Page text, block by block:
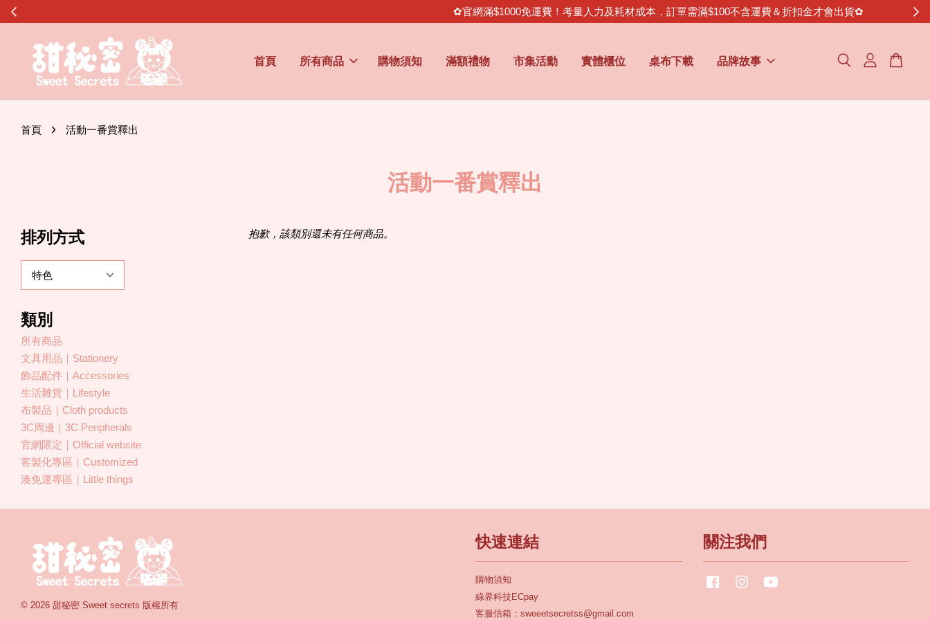
✿官網滿$1000免運費！考量人力及耗材成本，訂單需滿$100不含運費＆折扣金才會出貨✿
首頁 所有商品 購物須知 滿額禮物 市集活動 實體櫃位 桌布下載 品牌故事
首頁 › 活動一番賞釋出
活動一番賞釋出
排列方式
類別
所有商品
文具用品｜Stationery
飾品配件｜Accessories
生活雜貨｜Lifestyle
布製品｜Cloth products
3C周邊｜3C Peripherals
官網限定｜Official website
客製化專區｜Customized
湊免運專區｜Little things
抱歉，該類別還未有任何商品。
© 2026 甜秘密 Sweet secrets 版權所有
快速連結
購物須知
綠界科技ECpay
客服信箱：sweeetsecretss@gmail.com
關注我們
FacebookInstagram